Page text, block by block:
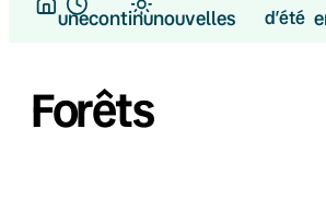
unecontinunouvelles
d’été
Forêts